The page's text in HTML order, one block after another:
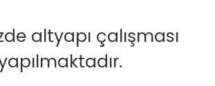
altyapı çalışması